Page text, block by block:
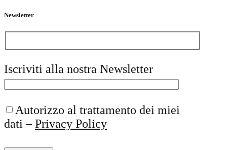
Newsletter
Iscriviti alla nostra Newsletter
Autorizzo al trattamento dei miei
dati –Privacy Policy